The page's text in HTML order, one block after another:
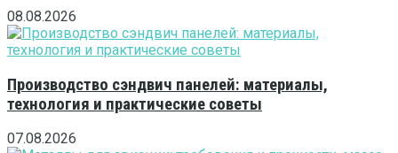
08.08.2026
Производство сэндвич панелей: материалы,
технология и практические советы
07.08.2026